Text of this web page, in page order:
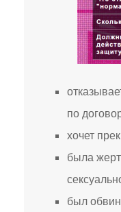
по
хочет
была
был